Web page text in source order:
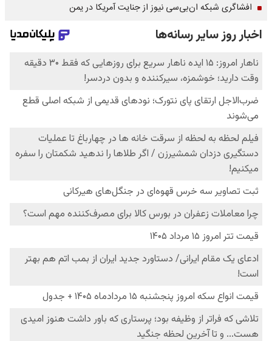
افشاگری شبکه ان‌بی‌سی نیوز از جنایت آمریکا در یمن